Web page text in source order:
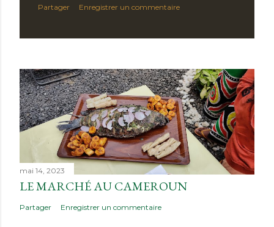
Partager Enregistrer un commentaire
mai 14, 2023
LE MARCHÉ AU CAMEROUN
Partager Enregistrer un commentaire